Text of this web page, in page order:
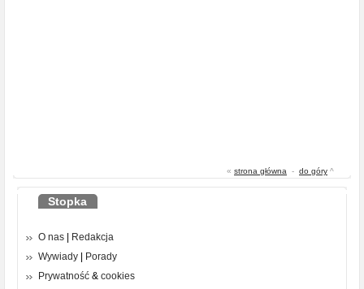
« strona główna - do góry ^
Stopka
O nas
Redakcja
Wywiady
Porady
Prywatność & cookies